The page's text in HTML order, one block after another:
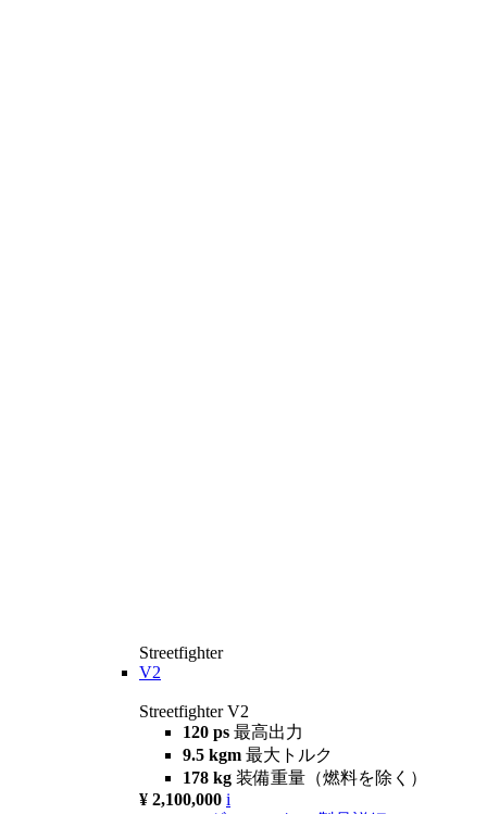
Streetfighter
V2
Streetfighter V2
120 ps 最高出力
9.5 kgm 最大トルク
178 kg 装備重量（燃料を除く）
¥ 2,100,000 i